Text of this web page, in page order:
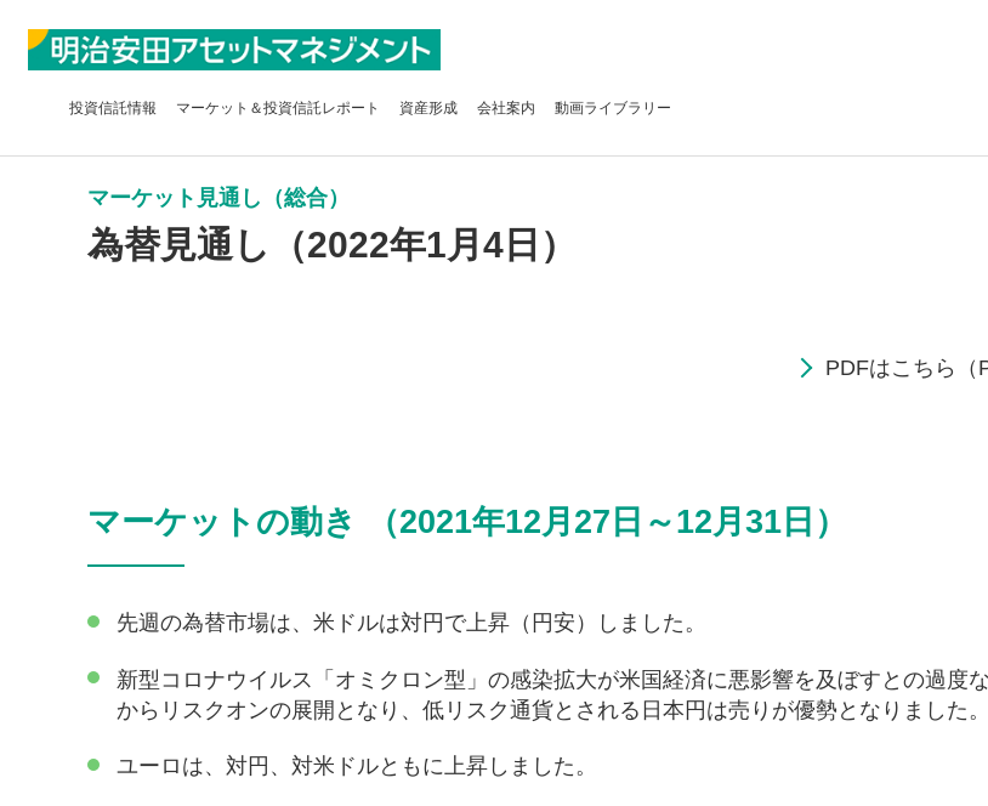
投資信託情報 マーケット＆投資信託レポート 資産形成 会社案内 動画ライブラリー
マーケット見通し（総合）
為替見通し（2022年1月4日）
PDFはこちら（
マーケットの動き （2021年12月27日～12月31日）
先週の為替市場は、米ドルは対円で上昇（円安）しました。
新型コロナウイルス「オミクロン型」の感染拡大が米国経済に悪影響を及ぼすとの過度
からリスクオンの展開となり、低リスク通貨とされる日本円は売りが優勢となりました。
ユーロは、対円、対米ドルともに上昇しました。